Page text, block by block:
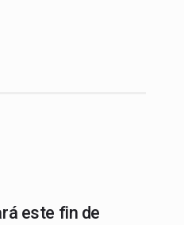
este fin de